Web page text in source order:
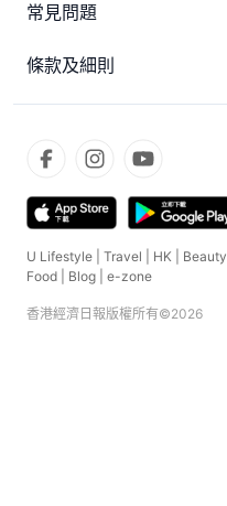
常見問題
條款及細則
U Lifestyle Travel HK Beauty
Food
Blog e-zone
香港經濟日報版權所有©2026